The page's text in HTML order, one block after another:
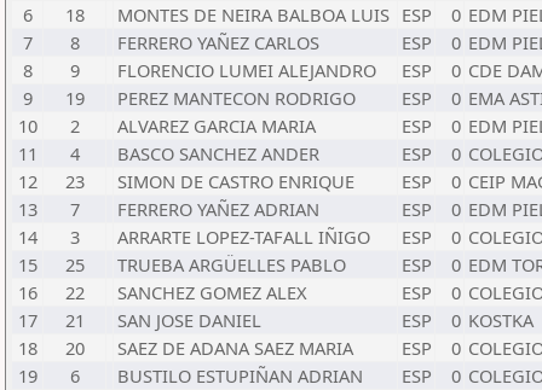
6
18 MONTES DE NEIRA BALBOA LUIS ESP 0 EDM
7
8 FERRERO YAÑEZ CARLOS ESP 0 EDM
8
9 FLORENCIO LUMEI ALEJANDRO ESP 0 CDE
9
19 PEREZ MANTECON RODRIGO ESP 0 EMA
10
2 ALVAREZ GARCIA MARIA ESP 0 EDM
11
4 BASCO SANCHEZ ANDER ESP 0
12
23 SIMON DE CASTRO ENRIQUE ESP 0 CEIP
13
7 FERRERO YAÑEZ ADRIAN ESP 0 EDM
14
3 ARRARTE LOPEZ-TAFALL IÑIGO ESP 0
15
25 TRUEBA ARGÜELLES PABLO ESP 0 EDM
16
22 SANCHEZ GOMEZ ALEX ESP 0
17
21 SAN JOSE DANIEL ESP 0 KOSTKA
18
20 SAEZ DE ADANA SAEZ MARIA ESP 0
19
6 BUSTILO ESTUPIÑAN ADRIAN ESP 0